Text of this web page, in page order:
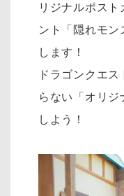
リジナルポス
ント「隠れモン
します！
ドラゴンクエ
らない「オリジ
しよう！